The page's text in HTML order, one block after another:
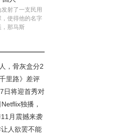
射了一支民用
使得他的名字
，那马斯
，骨灰盒分2
里路》差评
日将迎首秀对
独播，
11月震撼来袭
人欲罢不能